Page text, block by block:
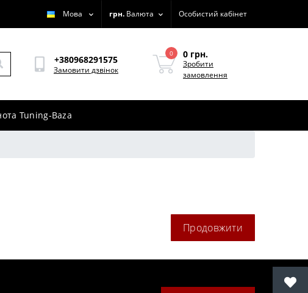
Мова грн. Валюта Особистий кабінет
+380968291575
Замовити дзвінок
0 0 грн.
Зробити
замовлення
Tuning-Baza
Продовжити